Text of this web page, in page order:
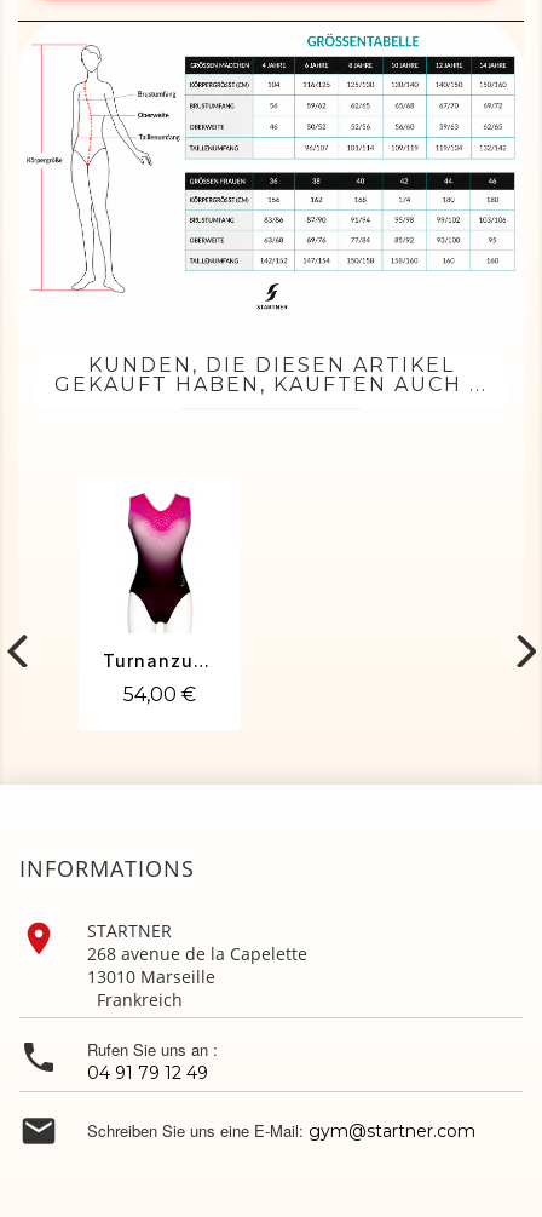
KUNDEN, DIE DIESEN ARTIKEL
GEKAUFT HABEN, KAUFTEN AUCH ...
Turnanzug NELLY-02
54,00 €
INFORMATIONS

STARTNER
268 avenue de la Capelette
13010 Marseille
Frankreich
 Rufen Sie uns an :
04 91 79 12 49
 Schreiben Sie uns eine E-Mail: gym@startner.com